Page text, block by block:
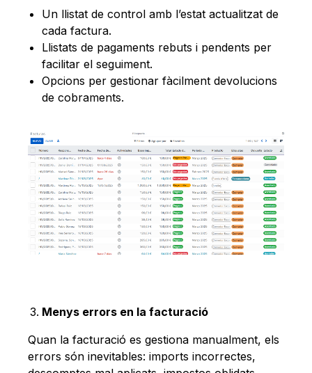
Un llistat de control amb l’estat actualitzat de
cada factura.
Llistats de pagaments rebuts i pendents per
facilitar el seguiment.
Opcions per gestionar fàcilment devolucions
de cobraments.
Menys errors en la facturació
Quan la facturació es gestiona manualment, els
errors són inevitables: imports incorrectes,